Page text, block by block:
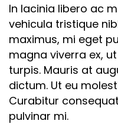
In lacinia libero ac
vehicula tristique
maximus, mi eget
magna viverra ex,
turpis. Mauris at
dictum. Ut eu
Curabitur
pulvinar mi.